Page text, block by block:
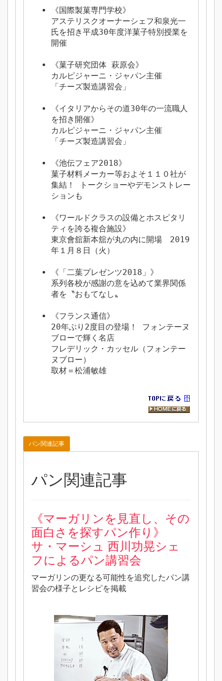
《国際製菓専門学校》
アステリスクオーナーシェフ和泉光一
氏を招き平成30年度洋菓子特別授業を
開催
《菓子研究団体 萩原会》
カルピジャーニ・ジャパン主催
「チーズ製造講習会」
《イタリアからその道30年の一流職人
を招き開催》
カルピジャーニ・ジャパン主催
「チーズ製造講習会」
《池伝フェア2018》
菓子材料メーカー等およそ１１０社が
集結！ トークショーやデモンストレー
ションも
《ワールドクラスの設備とホスピタリ
ティを誇る複合施設》
東京會舘新本舘が丸の内に開場 2019
年１月８日（火）
《「二葉プレゼンツ2018」》
系列各校が感謝の意を込めて業界関係
者を〝おもてなし〟
《フランス通信》
20年ぶり2度目の登場！ フォンテーヌ
ブローで輝く名店
フレデリック・カッセル（フォンテー
ヌブロー）
取材＝松浦敏雄
パン関連記事
パン関連記事
《マーガリンを見直し、その
面白さを探すパン作り》
サ・マーシュ 西川功晃シェ
フによるパン講習会
マーガリンの更なる可能性を追究したパン講
習会の様子とレシピを掲載